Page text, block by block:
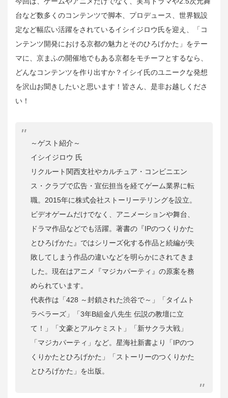
台など数多くのコンテンツで脚本、プロデュース、世界観設
定など幅広い活躍をされているイシイジロウ氏を迎え、「コ
ンテンツ開発における京都の魅力とそのひろげかた」をテー
マに、京まふの開催地でもある京都をモチーフとするなら、
どんなコンテンツを作り出すか？イシイ氏のユニークな発想
を沢山お聞きしたいと思います！皆さん、是非お越しくださ
い！
～ゲスト紹介～
イシイジロウ 氏
リクルート関西支社やカルチュア・コンビニエン
ス・クラブで広告・宣伝担当を経てゲーム業界に転
職。2015年に株式会社ストーリーテリングを設立。
ビデオゲームだけでなく、アニメーションや舞台、
ドラマ作品などでも活躍。著書の『IPのつくりかた
とひろげかた』ではシリーズ化する作品と続編が失
敗してしまう作品の違いなどを明らかにされてきま
した。現在はアニメ『マジカパーティ』の原案を務
められています。
代表作は「428 ～封鎖された渋谷で～」「タイムト
ラベラーズ」「3年B組金八先生 伝説の教壇に立
て！」「文豪とアルケミスト」「新サクラ大戦」
「マジカパーティ」など。星海社新書より「IPのつ
くりかたとひろげかた」「ストーリーのつくりかた
とひろげかた」を出版。